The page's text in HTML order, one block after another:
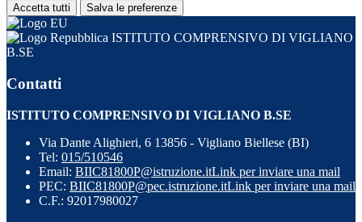
Accetta tutti Salva le preferenze
ISTITUTO COMPRENSIVO DI VIGLIANO
B.SE
Contatti
ISTITUTO COMPRENSIVO DI VIGLIANO B.SE
Via Dante Alighieri, 6 13856 - Vigliano Biellese (BI)
Tel: 015/510546
Email: BIIC81800P@istruzione.itLink per inviare una mail
PEC: BIIC81800P@pec.istruzione.itLink per inviare una mail
C.F.: 92017980027